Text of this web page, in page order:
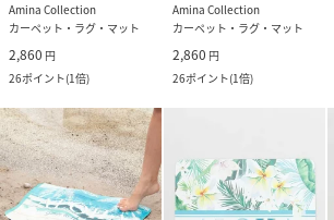
Amina Collection
カーペット・ラグ・マット
2,860 円
26ポイント(1倍)
Amina Collection
カーペット・ラグ・マット
2,860 円
26ポイント(1倍)